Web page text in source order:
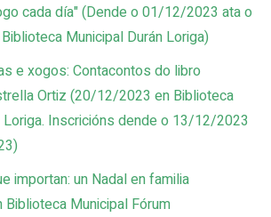
cada día"(Dende o 01/12/2023 ata o
Municipal Durán Loriga)
e xogos: Contacontos do libro
Ortiz (20/12/2023 en Biblioteca
Loriga. Inscricións dende o 13/12/2023
)
importan: un Nadal en familia
Biblioteca Municipal Fórum